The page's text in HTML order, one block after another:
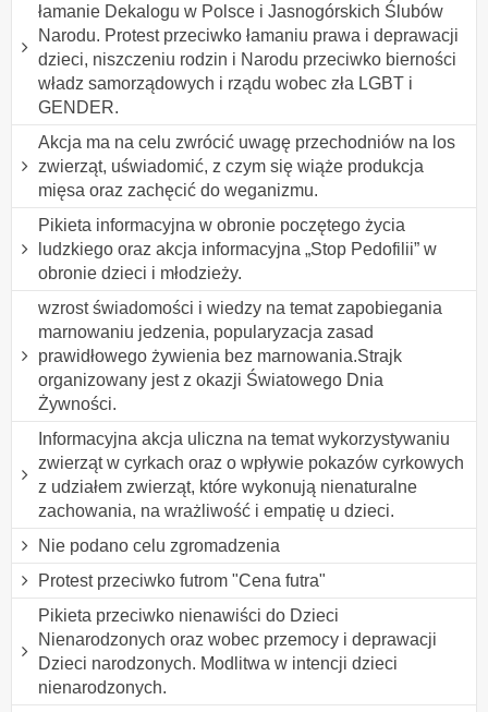
łamanie Dekalogu w Polsce i Jasnogórskich Ślubów
Narodu. Protest przeciwko łamaniu prawa i deprawacji
dzieci, niszczeniu rodzin i Narodu przeciwko bierności
władz samorządowych i rządu wobec zła LGBT i
GENDER.
Akcja ma na celu zwrócić uwagę przechodniów na los
zwierząt, uświadomić, z czym się wiąże produkcja
mięsa oraz zachęcić do weganizmu.
Pikieta informacyjna w obronie poczętego życia
ludzkiego oraz akcja informacyjna „Stop Pedofilii” w
obronie dzieci i młodzieży.
wzrost świadomości i wiedzy na temat zapobiegania
marnowaniu jedzenia, popularyzacja zasad
prawidłowego żywienia bez marnowania.Strajk
organizowany jest z okazji Światowego Dnia
Żywności.
Informacyjna akcja uliczna na temat wykorzystywaniu
zwierząt w cyrkach oraz o wpływie pokazów cyrkowych
z udziałem zwierząt, które wykonują nienaturalne
zachowania, na wrażliwość i empatię u dzieci.
Nie podano celu zgromadzenia
Protest przeciwko futrom "Cena futra"
Pikieta przeciwko nienawiści do Dzieci
Nienarodzonych oraz wobec przemocy i deprawacji
Dzieci narodzonych. Modlitwa w intencji dzieci
nienarodzonych.